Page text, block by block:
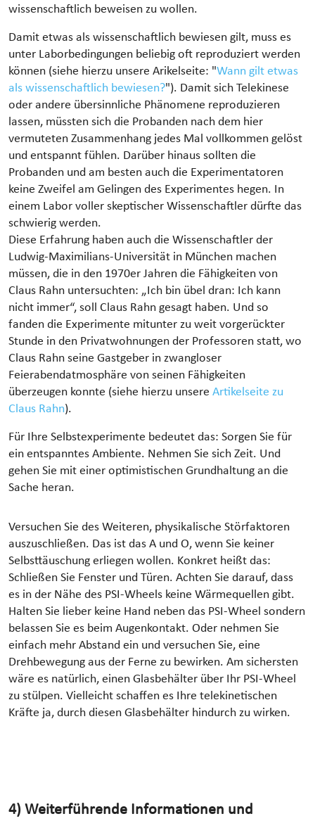
wissenschaftlich beweisen zu wollen.
Damit etwas als wissenschaftlich bewiesen gilt, muss es
unter Laborbedingungen beliebig oft reproduziert werden
können (siehe hierzu unsere Arikelseite: "Wann gilt etwas
als wissenschaftlich bewiesen?"). Damit sich Telekinese
oder andere übersinnliche Phänomene reproduzieren
lassen, müssten sich die Probanden nach dem hier
vermuteten Zusammenhang jedes Mal vollkommen gelöst
und entspannt fühlen. Darüber hinaus sollten die
Probanden und am besten auch die Experimentatoren
keine Zweifel am Gelingen des Experimentes hegen. In
einem Labor voller skeptischer Wissenschaftler dürfte das
schwierig werden.
Diese Erfahrung haben auch die Wissenschaftler der
Ludwig-Maximilians-Universität in München machen
müssen, die in den 1970er Jahren die Fähigkeiten von
Claus Rahn untersuchten: „Ich bin übel dran: Ich kann
nicht immer“, soll Claus Rahn gesagt haben. Und so
fanden die Experimente mitunter zu weit vorgerückter
Stunde in den Privatwohnungen der Professoren statt, wo
Claus Rahn seine Gastgeber in zwangloser
Feierabendatmosphäre von seinen Fähigkeiten
überzeugen konnte (siehe hierzu unsere Artikelseite zu
Claus Rahn).
Für Ihre Selbstexperimente bedeutet das: Sorgen Sie für
ein entspanntes Ambiente. Nehmen Sie sich Zeit. Und
gehen Sie mit einer optimistischen Grundhaltung an die
Sache heran.
Versuchen Sie des Weiteren, physikalische Störfaktoren
auszuschließen. Das ist das A und O, wenn Sie keiner
Selbsttäuschung erliegen wollen. Konkret heißt das:
Schließen Sie Fenster und Türen. Achten Sie darauf, dass
es in der Nähe des PSI-Wheels keine Wärmequellen gibt.
Halten Sie lieber keine Hand neben das PSI-Wheel sondern
belassen Sie es beim Augenkontakt. Oder nehmen Sie
einfach mehr Abstand ein und versuchen Sie, eine
Drehbewegung aus der Ferne zu bewirken. Am sichersten
wäre es natürlich, einen Glasbehälter über Ihr PSI-Wheel
zu stülpen. Vielleicht schaffen es Ihre telekinetischen
Kräfte ja, durch diesen Glasbehälter hindurch zu wirken.
4) Weiterführende Informationen und